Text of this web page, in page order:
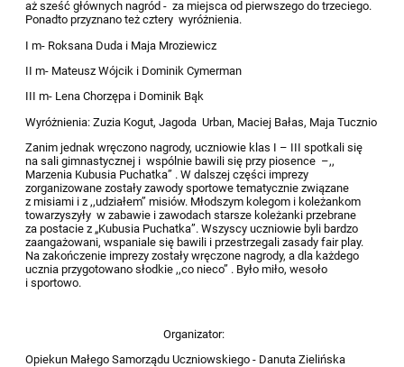
aż sześć głównych nagród - za miejsca od pierwszego do trzeciego.
Ponadto przyznano też cztery wyróżnienia.
I m- Roksana Duda i Maja Mroziewicz
II m- Mateusz Wójcik i Dominik Cymerman
III m- Lena Chorzępa i Dominik Bąk
Wyróżnienia: Zuzia Kogut, Jagoda Urban, Maciej Bałas, Maja Tucznio
Zanim jednak wręczono nagrody, uczniowie klas I – III spotkali się
na sali gimnastycznej i wspólnie bawili się przy piosence –,,
Marzenia Kubusia Puchatka” . W dalszej części imprezy
zorganizowane zostały zawody sportowe tematycznie związane
z misiami i z ,,udziałem’’ misiów. Młodszym kolegom i koleżankom
towarzyszyły w zabawie i zawodach starsze koleżanki przebrane
za postacie z „Kubusia Puchatka”. Wszyscy uczniowie byli bardzo
zaangażowani, wspaniale się bawili i przestrzegali zasady fair play.
Na zakończenie imprezy zostały wręczone nagrody, a dla każdego
ucznia przygotowano słodkie ,,co nieco” . Było miło, wesoło
i sportowo.
Organizator:
Opiekun Małego Samorządu Uczniowskiego - Danuta Zielińska